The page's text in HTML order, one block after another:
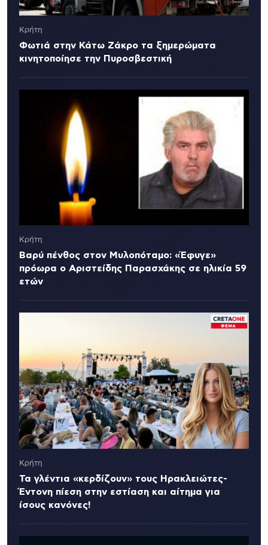
Κρήτη
Φωτιά στην Κάτω Ζάκρο τα ξημερώματα
κινητοποίησε την Πυροσβεστική
Κρήτη
Βαρύ πένθος στον Μυλοπόταμο: «Έφυγε»
πρόωρα ο Αριστείδης Παρασχάκης σε ηλικία 59
ετών
Κρήτη
Τα γλέντια «κερδίζουν» τους Ηρακλειώτες-
Έντονη πίεση στην εστίαση και αίτημα για
ίσους κανόνες!